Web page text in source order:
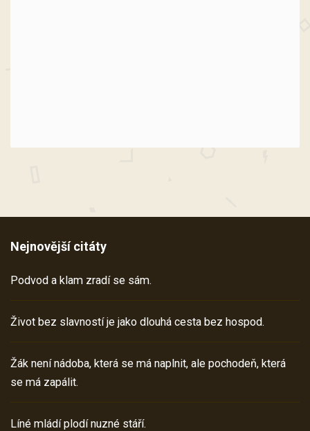
Nejnovější citáty
Podvod a klam zradí se sám.
Život bez slavností je jako dlouhá cesta bez hospod.
Žák není nádoba, která se má naplnit, ale pochodeň, která
se má zapálit.
Líné mládí plodí nuzné stáří.